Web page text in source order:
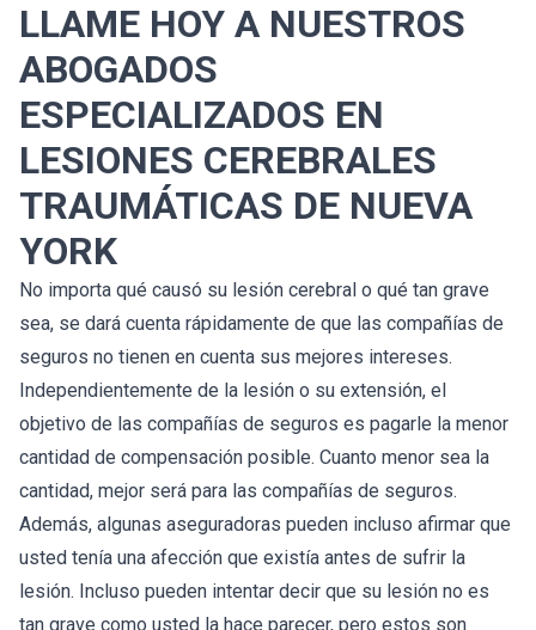
LLAME HOY A NUESTROS
ABOGADOS
ESPECIALIZADOS EN
LESIONES CEREBRALES
TRAUMÁTICAS DE NUEVA
YORK
No importa qué causó su lesión cerebral o qué tan grave
sea, se dará cuenta rápidamente de que las compañías de
seguros no tienen en cuenta sus mejores intereses.
Independientemente de la lesión o su extensión, el
objetivo de las compañías de seguros es pagarle la menor
cantidad de compensación posible. Cuanto menor sea la
cantidad, mejor será para las compañías de seguros.
Además, algunas aseguradoras pueden incluso afirmar que
usted tenía una afección que existía antes de sufrir la
lesión. Incluso pueden intentar decir que su lesión no es
tan grave como usted la hace parecer, pero estos son